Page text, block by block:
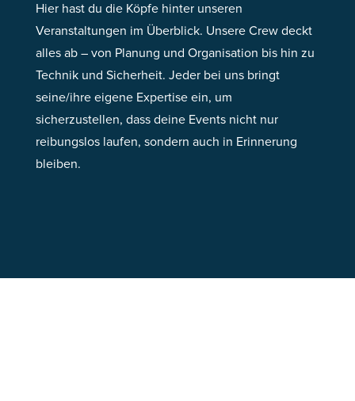
Hier hast du die Köpfe hinter unseren
Veranstaltungen im Überblick. Unsere Crew deckt
alles ab – von Planung und Organisation bis hin zu
Technik und Sicherheit. Jeder bei uns bringt
seine/ihre eigene Expertise ein, um
sicherzustellen, dass deine Events nicht nur
reibungslos laufen, sondern auch in Erinnerung
bleiben.